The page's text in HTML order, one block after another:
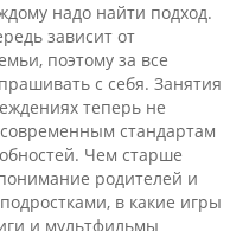
надо найти подход.
зависит от
поэтому за все
с себя. Занятия
теперь не
стандартам
Чем старше
родителей и
в какие игры
и мультфильмы